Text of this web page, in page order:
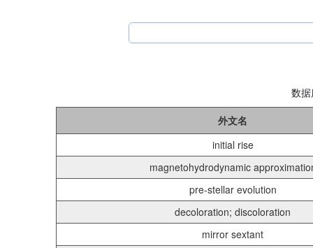
数
外文名
initial rise
magnetohydrodynamic
pre-stellar evolution
decoloration; discoloration
mirror sextant